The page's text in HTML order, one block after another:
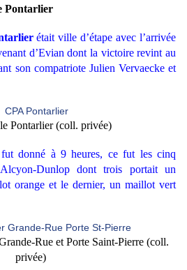
Pontarlier
était ville d’étape avec l’arrivée
d’Evian dont la victoire revint au
son compatriote Julien Vervaecke et
Pontarlier (coll. privée)
donné à 9 heures, ce fut les cinq
Dunlop dont trois portait un
orange et le dernier, un maillot vert
Rue et Porte Saint-Pierre (coll.
privée)